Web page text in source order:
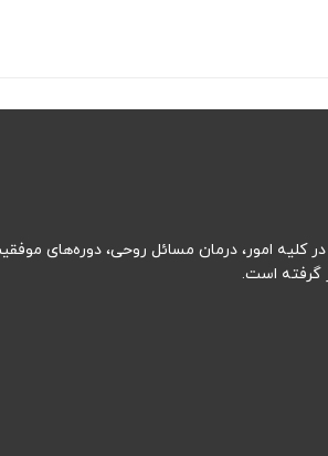
امور، درمان مسائل روحی، دوره‌های
گرفته است.